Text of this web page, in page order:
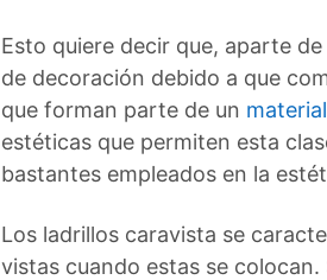
Esto quiere decir que, aparte
de decoración debido a que
que forman parte de un
estéticas que permiten esta
bastantes empleados en la
Los ladrillos caravista se
vistas cuando estas se